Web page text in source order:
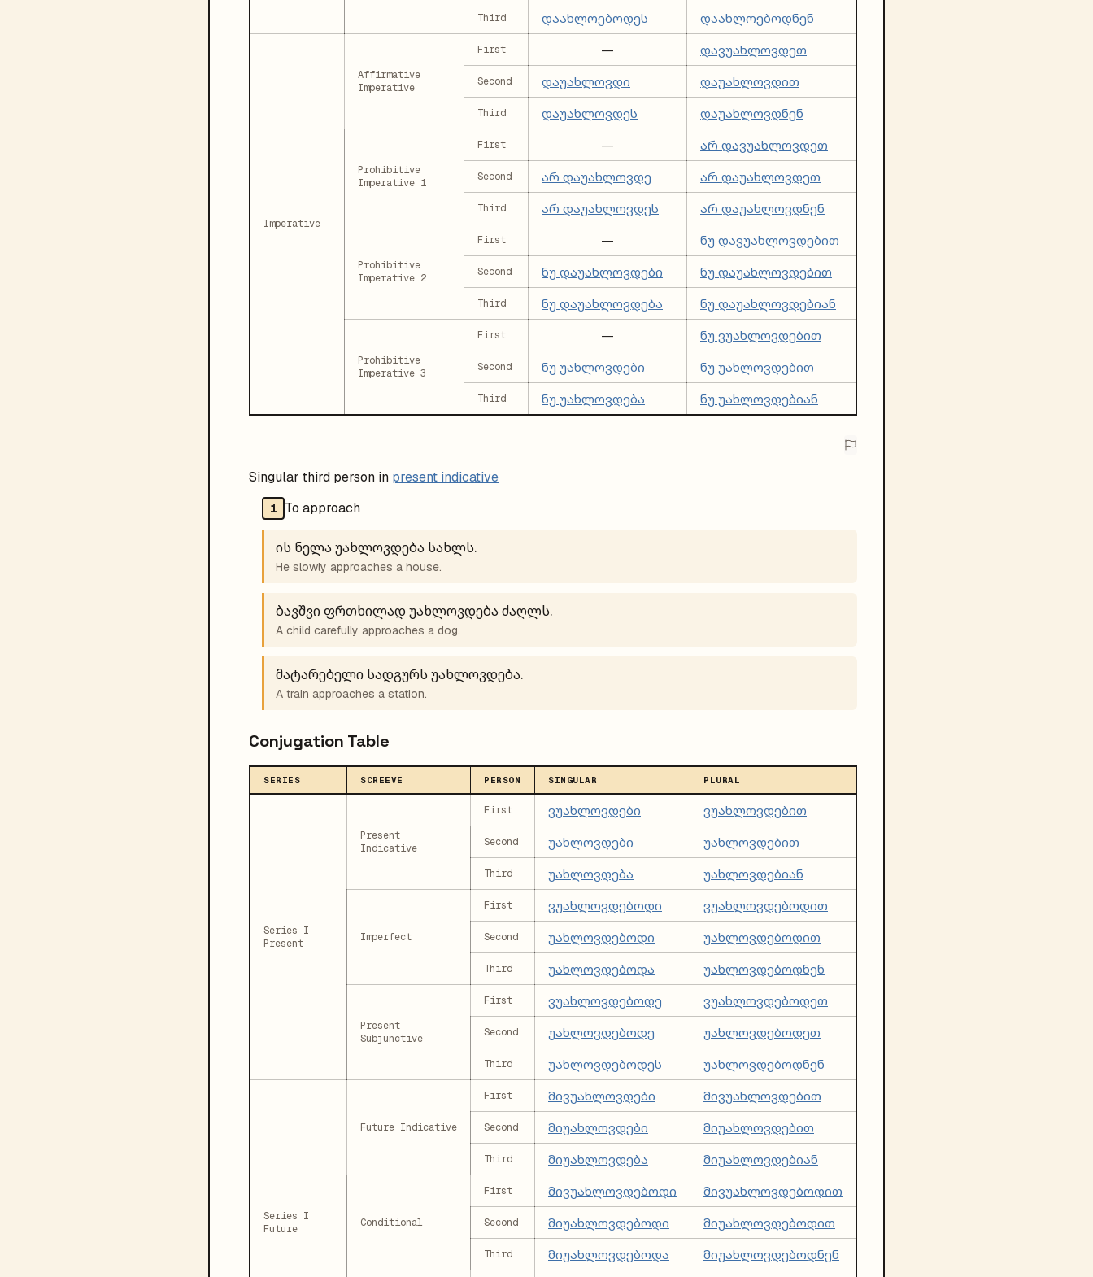
Third დაახლოებოდეს დაახლოებოდნენ
Imperative
Affirmative
Imperative
First — დავუახლოვდეთ
Second დაუახლოვდი დაუახლოვდით
Third დაუახლოვდეს დაუახლოვდნენ
Prohibitive
Imperative 1
First — არ დავუახლოვდეთ
Second არ დაუახლოვდე არ დაუახლოვდეთ
Third არ დაუახლოვდეს არ დაუახლოვდნენ
Prohibitive
Imperative 2
First — ნუ დავუახლოვდებით
Second ნუ დაუახლოვდები ნუ დაუახლოვდებით
Third ნუ დაუახლოვდება ნუ დაუახლოვდებიან
Prohibitive
Imperative 3
First — ნუ ვუახლოვდებით
Second ნუ უახლოვდები ნუ უახლოვდებით
Third ნუ უახლოვდება ნუ უახლოვდებიან
Singular third person in present indicative
1 To approach
ის ნელა უახლოვდება სახლს.
He slowly approaches a house.
ბავშვი ფრთხილად უახლოვდება ძაღლს.
A child carefully approaches a dog.
მატარებელი სადგურს უახლოვდება.
A train approaches a station.
Conjugation Table
SERIES SCREEVE PERSON SINGULAR PLURAL
Series I
Present
Present
Indicative
First ვუახლოვდები ვუახლოვდებით
Second უახლოვდები უახლოვდებით
Third უახლოვდება უახლოვდებიან
Imperfect
First ვუახლოვდებოდი ვუახლოვდებოდით
Second უახლოვდებოდი უახლოვდებოდით
Third უახლოვდებოდა უახლოვდებოდნენ
Present
Subjunctive
First ვუახლოვდებოდე ვუახლოვდებოდეთ
Second უახლოვდებოდე უახლოვდებოდეთ
Third უახლოვდებოდეს უახლოვდებოდნენ
Series I
Future
Future Indicative
First მივუახლოვდები მივუახლოვდებით
Second მიუახლოვდები მიუახლოვდებით
Third მიუახლოვდება მიუახლოვდებიან
Conditional
First მივუახლოვდებოდი მივუახლოვდებოდით
Second მიუახლოვდებოდი მიუახლოვდებოდით
Third მიუახლოვდებოდა მიუახლოვდებოდნენ